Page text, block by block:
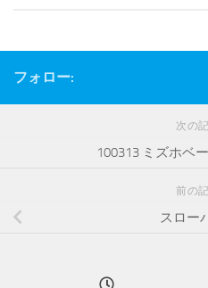
フォロー:
次の
100313 ミズホベ
前の
スロー